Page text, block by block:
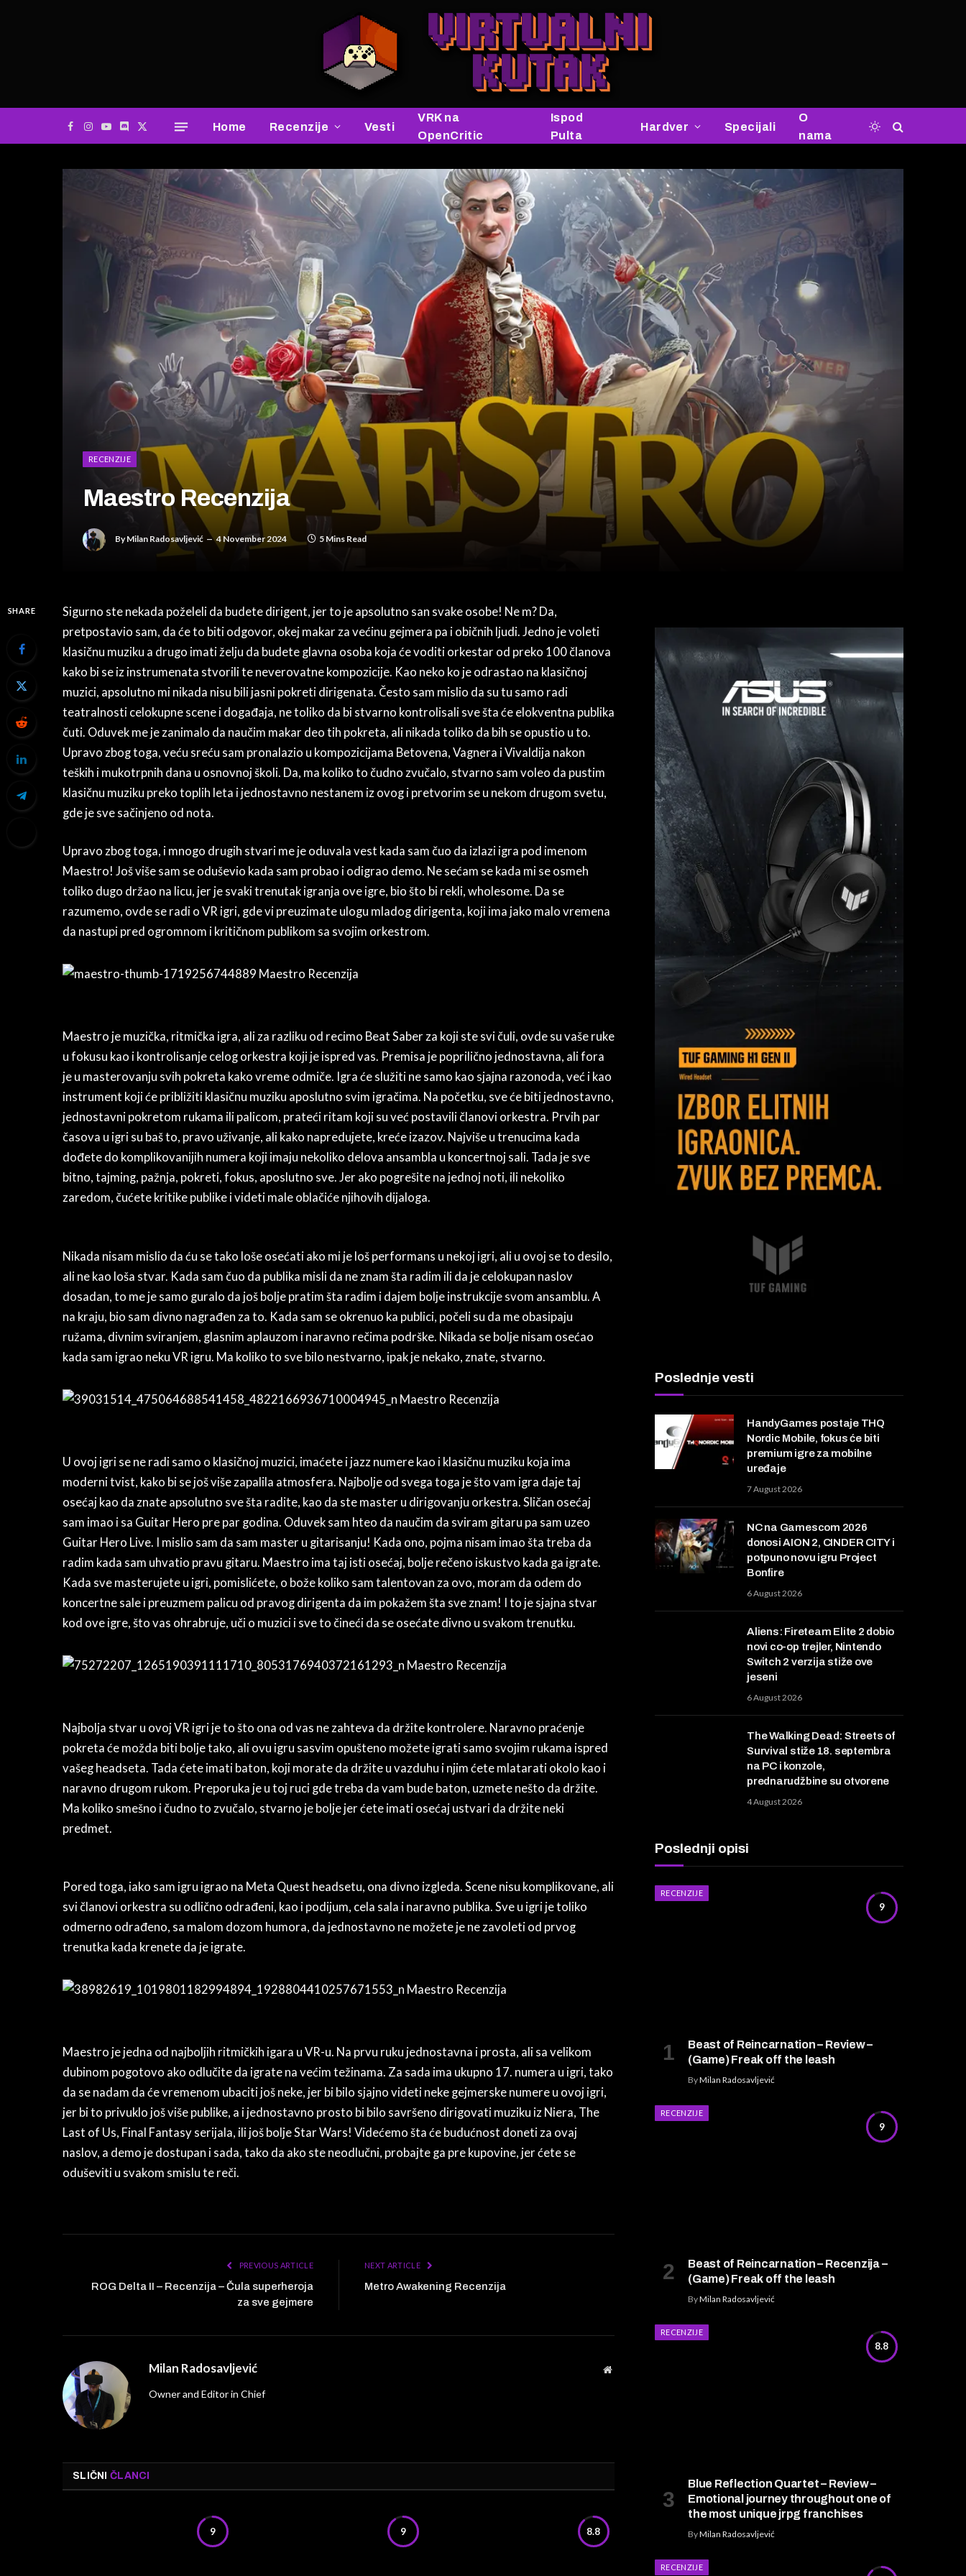
Facebook
Instagram
YouTube
Discord
X
Home Recenzije Vesti
VRK na
OpenCritic
Ispod
Pulta
Hardver Specijali
O
nama
RECENZIJE
Maestro Recenzija
By Milan Radosavljević 4 November 2024 5 Mins Read
SHARE
Sigurno ste nekada poželeli da budete dirigent, jer to je apsolutno san svake osobe! Ne m? Da,
pretpostavio sam, da će to biti odgovor, okej makar za većinu gejmera pa i običnih ljudi. Jedno je voleti
klasičnu muziku a drugo imati želju da budete glavna osoba koja će voditi orkestar od preko 100 članova
kako bi se iz instrumenata stvorili te neverovatne kompozicije. Kao neko ko je odrastao na klasičnoj
muzici, apsolutno mi nikada nisu bili jasni pokreti dirigenata. Često sam mislio da su tu samo radi
teatralnosti celokupne scene i događaja, ne toliko da bi stvarno kontrolisali sve šta će elokventna publika
čuti. Oduvek me je zanimalo da naučim makar deo tih pokreta, ali nikada toliko da bih se opustio u to.
Upravo zbog toga, veću sreću sam pronalazio u kompozicijama Betovena, Vagnera i Vivaldija nakon
teških i mukotrpnih dana u osnovnoj školi. Da, ma koliko to čudno zvučalo, stvarno sam voleo da pustim
klasičnu muziku preko toplih leta i jednostavno nestanem iz ovog i pretvorim se u nekom drugom svetu,
gde je sve sačinjeno od nota.
Upravo zbog toga, i mnogo drugih stvari me je oduvala vest kada sam čuo da izlazi igra pod imenom
Maestro! Još više sam se oduševio kada sam probao i odigrao demo. Ne sećam se kada mi se osmeh
toliko dugo držao na licu, jer je svaki trenutak igranja ove igre, bio što bi rekli, wholesome. Da se
razumemo, ovde se radi o VR igri, gde vi preuzimate ulogu mladog dirigenta, koji ima jako malo vremena
da nastupi pred ogromnom i kritičnom publikom sa svojim orkestrom.
Maestro je muzička, ritmička igra, ali za razliku od recimo Beat Saber za koji ste svi čuli, ovde su vaše ruke
u fokusu kao i kontrolisanje celog orkestra koji je ispred vas. Premisa je poprilično jednostavna, ali fora
je u masterovanju svih pokreta kako vreme odmiče. Igra će služiti ne samo kao sjajna razonoda, već i kao
instrument koji će približiti klasičnu muziku aposlutno svim igračima. Na početku, sve će biti jednostavno,
jednostavni pokretom rukama ili palicom, prateći ritam koji su već postavili članovi orkestra. Prvih par
časova u igri su baš to, pravo uživanje, ali kako napredujete, kreće izazov. Najviše u trenucima kada
dođete do komplikovanijih numera koji imaju nekoliko delova ansambla u koncertnoj sali. Tada je sve
bitno, tajming, pažnja, pokreti, fokus, aposlutno sve. Jer ako pogrešite na jednoj noti, ili nekoliko
zaredom, čućete kritike publike i videti male oblačiće njihovih dijaloga.
Nikada nisam mislio da ću se tako loše osećati ako mi je loš performans u nekoj igri, ali u ovoj se to desilo,
ali ne kao loša stvar. Kada sam čuo da publika misli da ne znam šta radim ili da je celokupan naslov
dosadan, to me je samo guralo da još bolje pratim šta radim i dajem bolje instrukcije svom ansamblu. A
na kraju, bio sam divno nagrađen za to. Kada sam se okrenuo ka publici, počeli su da me obasipaju
ružama, divnim sviranjem, glasnim aplauzom i naravno rečima podrške. Nikada se bolje nisam osećao
kada sam igrao neku VR igru. Ma koliko to sve bilo nestvarno, ipak je nekako, znate, stvarno.
U ovoj igri se ne radi samo o klasičnoj muzici, imaćete i jazz numere kao i klasičnu muziku koja ima
moderni tvist, kako bi se još više zapalila atmosfera. Najbolje od svega toga je što vam igra daje taj
osećaj kao da znate apsolutno sve šta radite, kao da ste master u dirigovanju orkestra. Sličan osećaj
sam imao i sa Guitar Hero pre par godina. Oduvek sam hteo da naučim da sviram gitaru pa sam uzeo
Guitar Hero Live. I mislio sam da sam master u gitarisanju! Kada ono, pojma nisam imao šta treba da
radim kada sam uhvatio pravu gitaru. Maestro ima taj isti osećaj, bolje rečeno iskustvo kada ga igrate.
Kada sve masterujete u igri, pomislićete, o bože koliko sam talentovan za ovo, moram da odem do
koncertne sale i preuzmem palicu od pravog dirigenta da im pokažem šta sve znam! I to je sjajna stvar
kod ove igre, što vas ohrabruje, uči o muzici i sve to čineći da se osećate divno u svakom trenutku.
Najbolja stvar u ovoj VR igri je to što ona od vas ne zahteva da držite kontrolere. Naravno praćenje
pokreta će možda biti bolje tako, ali ovu igru sasvim opušteno možete igrati samo svojim rukama ispred
vašeg headseta. Tada ćete imati baton, koji morate da držite u vazduhu i njim ćete mlatarati okolo kao i
naravno drugom rukom. Preporuka je u toj ruci gde treba da vam bude baton, uzmete nešto da držite.
Ma koliko smešno i čudno to zvučalo, stvarno je bolje jer ćete imati osećaj ustvari da držite neki
predmet.
Pored toga, iako sam igru igrao na Meta Quest headsetu, ona divno izgleda. Scene nisu komplikovane, ali
svi članovi orkestra su odlično odrađeni, kao i podijum, cela sala i naravno publika. Sve u igri je toliko
odmerno odrađeno, sa malom dozom humora, da jednostavno ne možete je ne zavoleti od prvog
trenutka kada krenete da je igrate.
Maestro je jedna od najboljih ritmičkih igara u VR-u. Na prvu ruku jednostavna i prosta, ali sa velikom
dubinom pogotovo ako odlučite da igrate na većim težinama. Za sada ima ukupno 17. numera u igri, tako
da se nadam da će vremenom ubaciti još neke, jer bi bilo sjajno videti neke gejmerske numere u ovoj igri,
jer bi to privuklo još više publike, a i jednostavno prosto bi bilo savršeno dirigovati muziku iz Niera, The
Last of Us, Final Fantasy serijala, ili još bolje Star Wars! Videćemo šta će budućnost doneti za ovaj
naslov, a demo je dostupan i sada, tako da ako ste neodlučni, probajte ga pre kupovine, jer ćete se
oduševiti u svakom smislu te reči.
PREVIOUS ARTICLE
ROG Delta II – Recenzija – Čula superheroja
za sve gejmere
NEXT ARTICLE
Metro Awakening Recenzija
Milan Radosavljević Website
Owner and Editor in Chief
SLIČNI ČLANCI
9 9 8.8
Poslednje vesti
HandyGames postaje THQ
Nordic Mobile, fokus će biti
premium igre za mobilne
uređaje
7 August 2026
NC na Gamescom 2026
donosi AION 2, CINDER CITY i
potpuno novu igru Project
Bonfire
6 August 2026
Aliens: Fireteam Elite 2 dobio
novi co-op trejler, Nintendo
Switch 2 verzija stiže ove
jeseni
6 August 2026
The Walking Dead: Streets of
Survival stiže 18. septembra
na PC i konzole,
prednarudžbine su otvorene
4 August 2026
Poslednji opisi
9
RECENZIJE
Beast of Reincarnation – Review –
(Game) Freak off the leash
ByMilan Radosavljević
9
RECENZIJE
Beast of Reincarnation – Recenzija –
(Game) Freak off the leash
ByMilan Radosavljević
8.8
RECENZIJE
Blue Reflection Quartet – Review –
Emotional journey throughout one of
the most unique jrpg franchises
ByMilan Radosavljević
RECENZIJE